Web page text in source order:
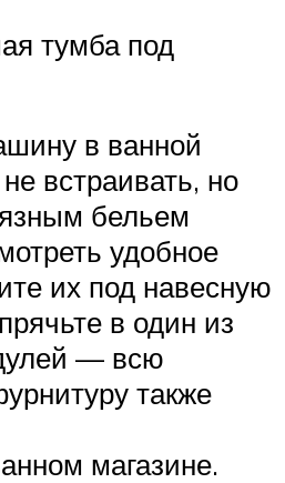
тумба под
в ванной
встраивать, но
бельем
удобное
их под навесную
в один из
— всю
также
магазине.